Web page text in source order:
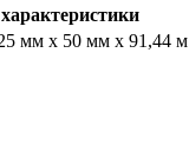
мм х 50 мм х 91,44 м